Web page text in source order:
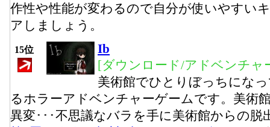
作性や性能が変わるので自分が使いやすい
アしましょう。
15位
Ib
[ダウンロード/アドベンチャ
美術館でひとりぼっちにな
るホラーアドベンチャーゲームです。美術
異変･･･不思議なバラを手に美術館からの脱